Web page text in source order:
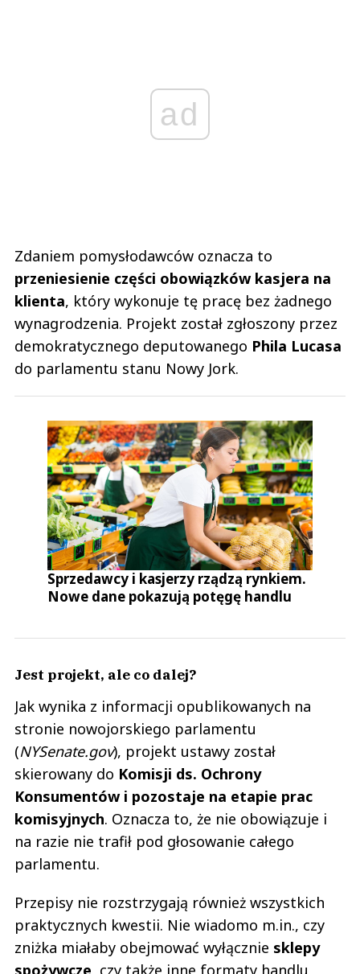
ad
Zdaniem pomysłodawców oznacza to
przeniesienie części obowiązków kasjera na
klienta, który wykonuje tę pracę bez żadnego
wynagrodzenia. Projekt został zgłoszony przez
demokratycznego deputowanego Phila Lucasa
do parlamentu stanu Nowy Jork.
Sprzedawcy i kasjerzy rządzą rynkiem.
Nowe dane pokazują potęgę handlu
Jest projekt, ale co dalej?
Jak wynika z informacji opublikowanych na
stronie nowojorskiego parlamentu
(NYSenate.gov), projekt ustawy został
skierowany do Komisji ds. Ochrony
Konsumentów i pozostaje na etapie prac
komisyjnych. Oznacza to, że nie obowiązuje i
na razie nie trafił pod głosowanie całego
parlamentu.
Przepisy nie rozstrzygają również wszystkich
praktycznych kwestii. Nie wiadomo m.in., czy
zniżka miałaby obejmować wyłącznie sklepy
spożywcze , czy także inne formaty handlu